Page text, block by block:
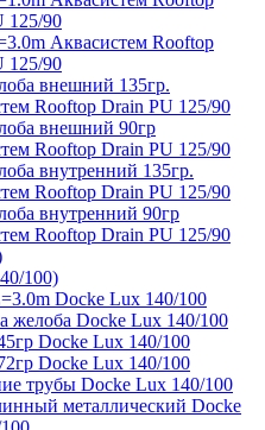
125/90
Аквасистем Rooftop
125/90
внешний 135гр.
Rooftop Drain PU 125/90
внешний 90гр
Rooftop Drain PU 125/90
внутренний 135гр.
Rooftop Drain PU 125/90
внутренний 90гр
Rooftop Drain PU 125/90
100)
Docke Lux 140/100
желоба Docke Lux 140/100
Docke Lux 140/100
Docke Lux 140/100
трубы Docke Lux 140/100
металлический Docke